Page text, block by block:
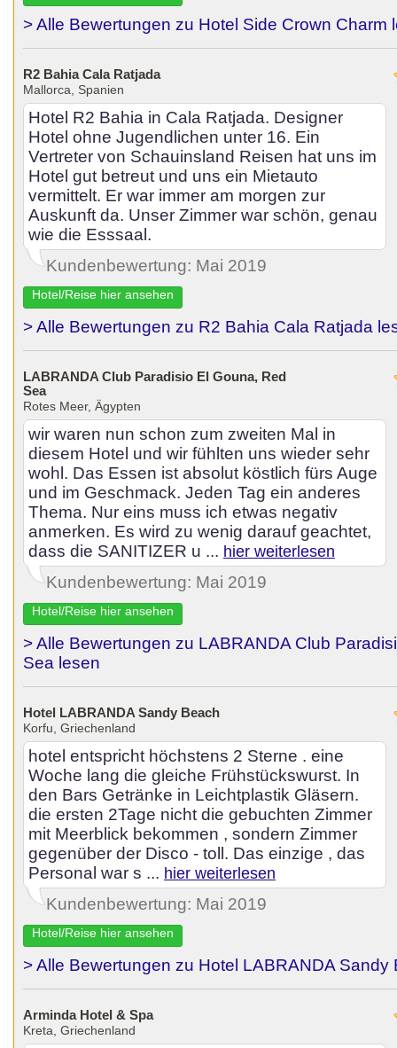
> Alle Bewertungen zu Hotel Side Crown Charm
R2 Bahia Cala Ratjada
Mallorca, Spanien
Hotel R2 Bahia in Cala Ratjada. Designer
Hotel ohne Jugendlichen unter 16. Ein
Vertreter von Schauinsland Reisen hat uns im
Hotel gut betreut und uns ein Mietauto
vermittelt. Er war immer am morgen zur
Auskunft da. Unser Zimmer war schön, genau
wie die Esssaal.
Kundenbewertung: Mai 2019
Hotel/Reise hier ansehen
> Alle Bewertungen zu R2 Bahia Cala Ratjada
LABRANDA Club Paradisio El Gouna, Red
Sea
Rotes Meer, Ägypten
wir waren nun schon zum zweiten Mal in
diesem Hotel und wir fühlten uns wieder sehr
wohl. Das Essen ist absolut köstlich fürs Auge
und im Geschmack. Jeden Tag ein anderes
Thema. Nur eins muss ich etwas negativ
anmerken. Es wird zu wenig darauf geachtet,
dass die SANITIZER u ... hier weiterlesen
Kundenbewertung: Mai 2019
Hotel/Reise hier ansehen
> Alle Bewertungen zu LABRANDA Club
Sea lesen
Hotel LABRANDA Sandy Beach
Korfu, Griechenland
hotel entspricht höchstens 2 Sterne . eine
Woche lang die gleiche Frühstückswurst. In
den Bars Getränke in Leichtplastik Gläsern.
die ersten 2Tage nicht die gebuchten Zimmer
mit Meerblick bekommen , sondern Zimmer
gegenüber der Disco - toll. Das einzige , das
Personal war s ... hier weiterlesen
Kundenbewertung: Mai 2019
Hotel/Reise hier ansehen
> Alle Bewertungen zu Hotel LABRANDA Sandy
Arminda Hotel & Spa
Kreta, Griechenland